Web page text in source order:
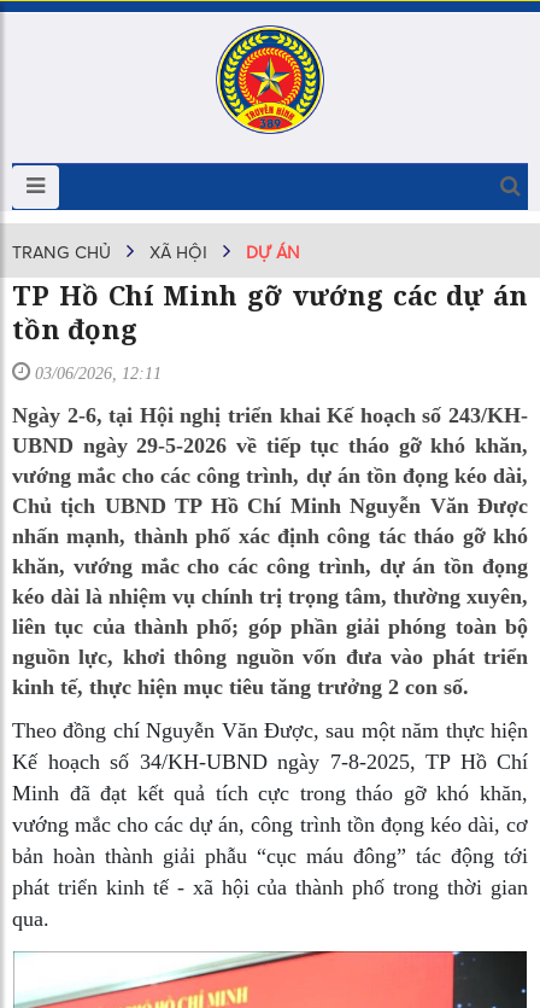
TRANG CHỦ XÃ HỘI DỰ ÁN
TP Hồ Chí Minh gỡ vướng các dự án
tồn đọng
03/06/2026, 12:11
Ngày 2-6, tại Hội nghị triển khai Kế hoạch số 243/KH-
UBND ngày 29-5-2026 về tiếp tục tháo gỡ khó khăn,
vướng mắc cho các công trình, dự án tồn đọng kéo dài,
Chủ tịch UBND TP Hồ Chí Minh Nguyễn Văn Được
nhấn mạnh, thành phố xác định công tác tháo gỡ khó
khăn, vướng mắc cho các công trình, dự án tồn đọng
kéo dài là nhiệm vụ chính trị trọng tâm, thường xuyên,
liên tục của thành phố; góp phần giải phóng toàn bộ
nguồn lực, khơi thông nguồn vốn đưa vào phát triển
kinh tế, thực hiện mục tiêu tăng trưởng 2 con số.
Theo đồng chí Nguyễn Văn Được, sau một năm thực hiện
Kế hoạch số 34/KH-UBND ngày 7-8-2025, TP Hồ Chí
Minh đã đạt kết quả tích cực trong tháo gỡ khó khăn,
vướng mắc cho các dự án, công trình tồn đọng kéo dài, cơ
bản hoàn thành giải phẫu “cục máu đông” tác động tới
phát triển kinh tế - xã hội của thành phố trong thời gian
qua.